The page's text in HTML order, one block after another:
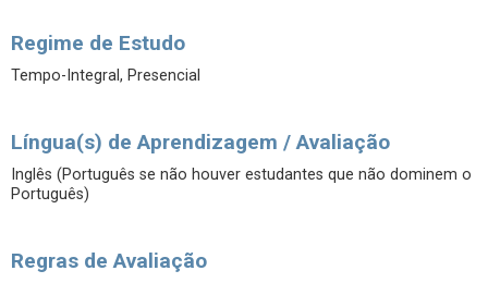
Regime de Estudo
Tempo-Integral, Presencial
Língua(s) de Aprendizagem / Avaliação
Inglês (Português se não houver estudantes que não dominem o
Português)
Regras de Avaliação